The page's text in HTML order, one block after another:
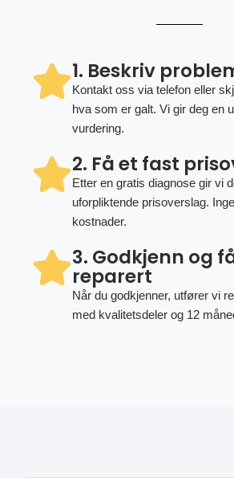
1. Beskriv
Kontakt oss via telefon eller
hva som er galt. Vi gir deg en
vurdering.
2. Få et fast
Etter en gratis diagnose gir vi
uforpliktende prisoverslag.
kostnader.
3. Godkjenn og
reparert
Når du godkjenner, utfører vi
med kvalitetsdeler og 12